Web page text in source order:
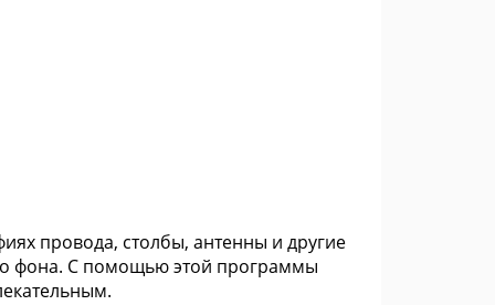
провода, столбы, антенны и другие
фона. С помощью этой программы